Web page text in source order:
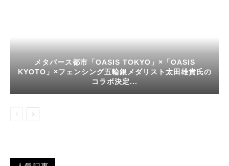
メタバース都市「OASIS TOKYO」×「OASIS
KYOTO」×フェンシング五輪銀メダリスト太田雄貴氏の
コラボ決定...